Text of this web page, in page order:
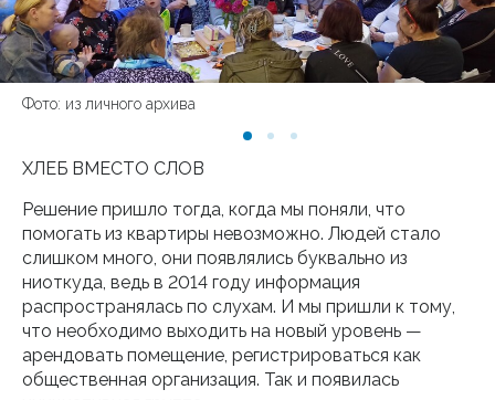
Фото: из личного архива
ХЛЕБ ВМЕСТО СЛОВ
Решение пришло тогда, когда мы поняли, что
помогать из квартиры невозможно. Людей стало
слишком много, они появлялись буквально из
ниоткуда, ведь в 2014 году информация
распространялась по слухам. И мы пришли к тому,
что необходимо выходить на новый уровень —
арендовать помещение, регистрироваться как
общественная организация. Так и появилась